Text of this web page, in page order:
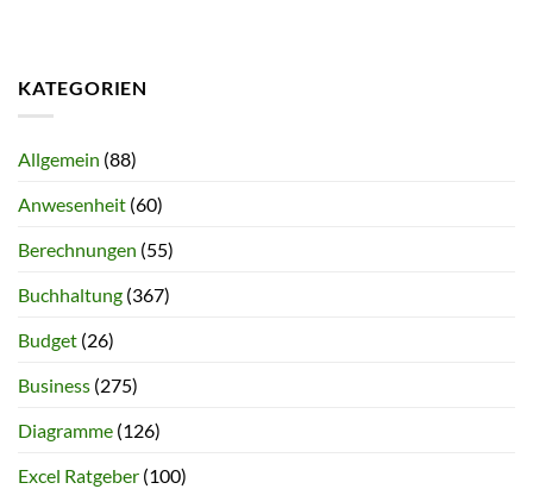
KATEGORIEN
Allgemein (88)
Anwesenheit (60)
Berechnungen (55)
Buchhaltung (367)
Budget (26)
Business (275)
Diagramme (126)
Excel Ratgeber (100)